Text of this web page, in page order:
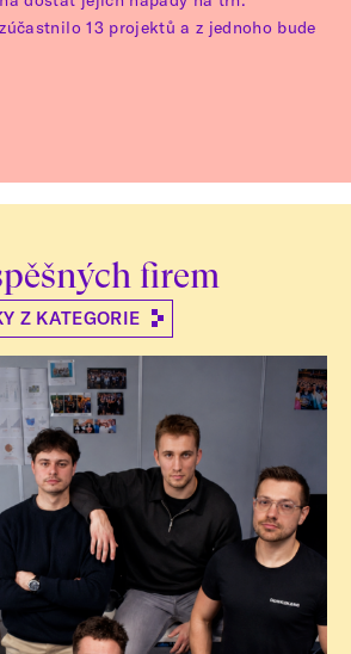
13 projektů a z jednoho bude
firem
Z KATEGORIE